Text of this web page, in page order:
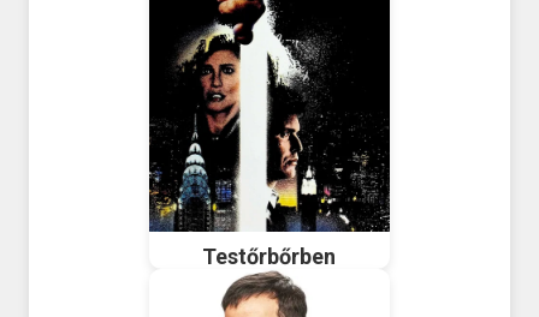
Testőrbőrben